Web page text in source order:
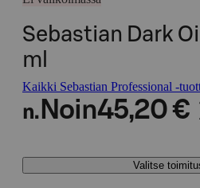
Sebastian Dark
ml
Kaikki Sebastian Professional -
n. Noin45,20 €
Valitse